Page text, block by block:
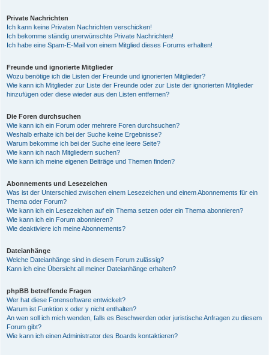
Private Nachrichten
Ich kann keine Privaten Nachrichten verschicken!
Ich bekomme ständig unerwünschte Private Nachrichten!
Ich habe eine Spam-E-Mail von einem Mitglied dieses Forums erhalten!
Freunde und ignorierte Mitglieder
Wozu benötige ich die Listen der Freunde und ignorierten Mitglieder?
Wie kann ich Mitglieder zur Liste der Freunde oder zur Liste der ignorierten Mitglieder
hinzufügen oder diese wieder aus den Listen entfernen?
Die Foren durchsuchen
Wie kann ich ein Forum oder mehrere Foren durchsuchen?
Weshalb erhalte ich bei der Suche keine Ergebnisse?
Warum bekomme ich bei der Suche eine leere Seite?
Wie kann ich nach Mitgliedern suchen?
Wie kann ich meine eigenen Beiträge und Themen finden?
Abonnements und Lesezeichen
Was ist der Unterschied zwischen einem Lesezeichen und einem Abonnements für ein
Thema oder Forum?
Wie kann ich ein Lesezeichen auf ein Thema setzen oder ein Thema abonnieren?
Wie kann ich ein Forum abonnieren?
Wie deaktiviere ich meine Abonnements?
Dateianhänge
Welche Dateianhänge sind in diesem Forum zulässig?
Kann ich eine Übersicht all meiner Dateianhänge erhalten?
phpBB betreffende Fragen
Wer hat diese Forensoftware entwickelt?
Warum ist Funktion x oder y nicht enthalten?
An wen soll ich mich wenden, falls es Beschwerden oder juristische Anfragen zu diesem
Forum gibt?
Wie kann ich einen Administrator des Boards kontaktieren?